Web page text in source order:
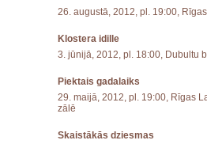
26. augustā, 2012, pl. 19:00,
Klostera idille
3. jūnijā, 2012, pl. 18:00, Dubultu
Piektais gadalaiks
29. maijā, 2012, pl. 19:00, Rīgas
zālē
Skaistākās dziesmas